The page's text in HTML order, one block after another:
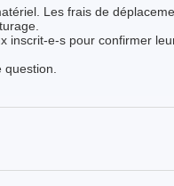
Les frais de
inscrit-e-s pour confirmer